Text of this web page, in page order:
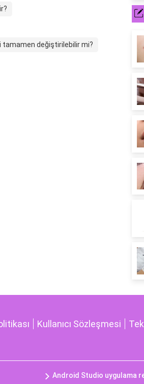
tamamen değiştirilebilir mi?
Kullanıcı Sözleşmesi
Android Studio uygulama